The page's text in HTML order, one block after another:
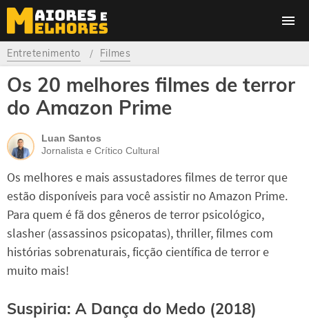
Entretenimento Filmes
Os 20 melhores filmes de terror
do Amazon Prime
Luan Santos
Jornalista e Crítico Cultural
Os melhores e mais assustadores filmes de terror que
estão disponíveis para você assistir no Amazon Prime.
Para quem é fã dos gêneros de terror psicológico,
slasher (assassinos psicopatas), thriller, filmes com
histórias sobrenaturais, ficção científica de terror e
muito mais!
Suspiria: A Dança do Medo (2018)